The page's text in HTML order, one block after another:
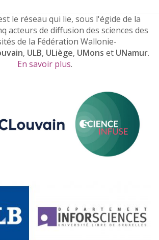
le réseau qui lie, sous l'égide de la
acteurs de diffusion des sciences des
de la Fédération Wallonie-
, ULB, ULiège, UMons et UNamur.
En savoir plus.